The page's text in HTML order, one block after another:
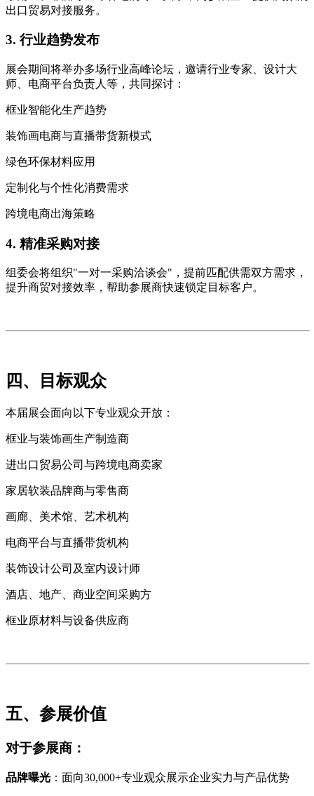
出口贸易对接服务。
3. 行业趋势发布
展会期间将举办多场行业高峰论坛，邀请行业专家、设计大
师、电商平台负责人等，共同探讨：
框业智能化生产趋势
装饰画电商与直播带货新模式
绿色环保材料应用
定制化与个性化消费需求
跨境电商出海策略
4. 精准采购对接
组委会将组织"一对一采购洽谈会"，提前匹配供需双方需求，
提升商贸对接效率，帮助参展商快速锁定目标客户。
四、目标观众
本届展会面向以下专业观众开放：
框业与装饰画生产制造商
进出口贸易公司与跨境电商卖家
家居软装品牌商与零售商
画廊、美术馆、艺术机构
电商平台与直播带货机构
装饰设计公司及室内设计师
酒店、地产、商业空间采购方
框业原材料与设备供应商
五、参展价值
对于参展商：
品牌曝光 ：面向30,000+专业观众展示企业实力与产品优势